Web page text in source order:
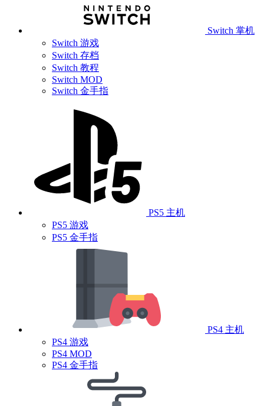
Switch 掌机
Switch 游戏
Switch 存档
Switch 教程
Switch MOD
Switch 金手指
PS5 主机
PS5 游戏
PS5 金手指
PS4 主机
PS4 游戏
PS4 MOD
PS4 金手指